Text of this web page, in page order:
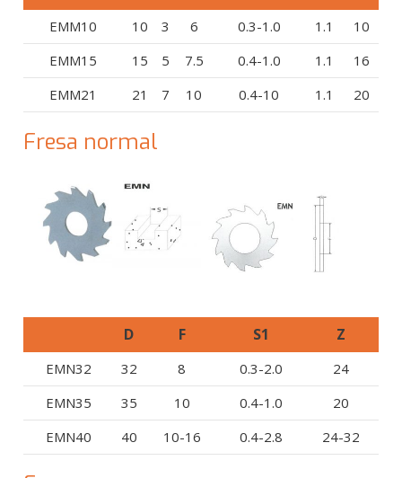
EMM10 10 3 6 0.3-1.0 1.1
10
EMM15
15 5 7.5 0.4-1.0 1.1
16
EMM21
21 7 10 0.4-10 1.1 20
Fresa normal
D F S1 Z
EMN32 32 8 0.3-2.0
24
EMN35
35 10 0.4-1.0
20
EMN40
40 10-16 0.4-2.8 24-32